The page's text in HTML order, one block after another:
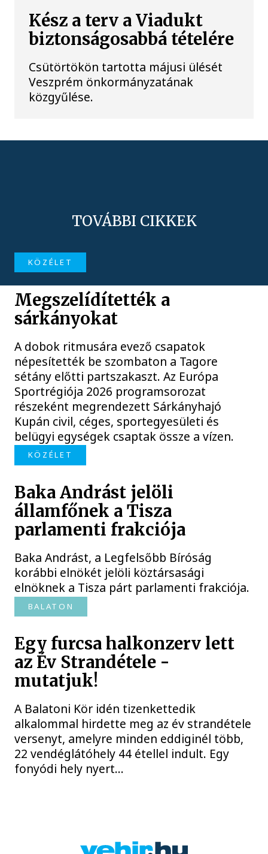
Kész a terv a Viadukt
biztonságosabbá tételére
Csütörtökön tartotta májusi ülését
Veszprém önkormányzatának
közgyűlése.
TOVÁBBI CIKKEK
KÖZÉLET
Megszelídítették a
sárkányokat
A dobok ritmusára evező csapatok
népesítették be szombaton a Tagore
sétány előtti partszakaszt. Az Európa
Sportrégiója 2026 programsorozat
részeként megrendezett Sárkányhajó
Kupán civil, céges, sportegyesületi és
belügyi egységek csaptak össze a vízen.
KÖZÉLET
Baka Andrást jelöli
államfőnek a Tisza
parlamenti frakciója
Baka Andrást, a Legfelsőbb Bíróság
korábbi elnökét jelöli köztársasági
elnöknek a Tisza párt parlamenti frakciója.
BALATON
Egy furcsa halkonzerv lett
az Év Strandétele -
mutatjuk!
A Balatoni Kör idén tizenkettedik
alkalommal hirdette meg az év strandétele
versenyt, amelyre minden eddiginél több,
22 vendéglátóhely 44 étellel indult. Egy
fonyódi hely nyert...